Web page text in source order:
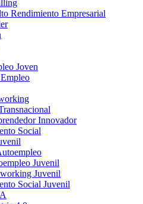
Rendimiento Empresarial
Joven
Innovador
Social
Juvenil
Juvenil
Social Juvenil